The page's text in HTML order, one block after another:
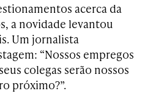
acerca da
a novidade levantou
Um jornalista
“Nossos empregos
colegas serão nossos
próximo?”.